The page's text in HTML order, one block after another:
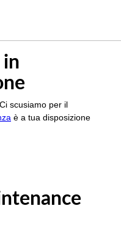
in
scusiamo per il
è a tua disposizione